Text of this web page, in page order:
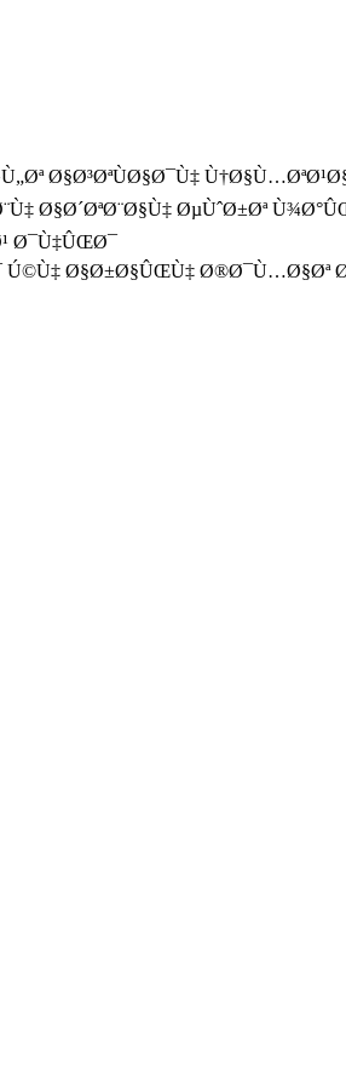
Ø§Ø³ØªÙØ§Ø¯Ù‡
Ø§Ø´ØªØ¨Ø§Ù‡ ØµÙˆØ±Øª
Ø¯Ù‡ÛŒØ¯
Ú©Ù‡ Ø§Ø±Ø§ÛŒÙ‡